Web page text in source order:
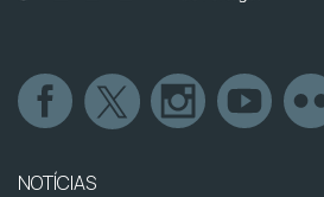
NOTÍCIAS